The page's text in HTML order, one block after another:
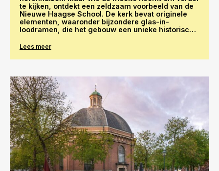
te kijken, ontdekt een zeldzaam voorbeeld van de
Nieuwe Haagse School. De kerk bevat originele
elementen, waaronder bijzondere glas-in-
loodramen, die het gebouw een unieke historische
Lees meer